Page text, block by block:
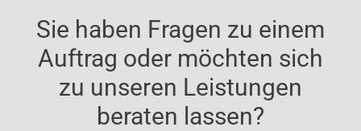
Sie haben Fragen zu einem
Auftrag oder möchten sich
zu unseren Leistungen
beraten lassen?